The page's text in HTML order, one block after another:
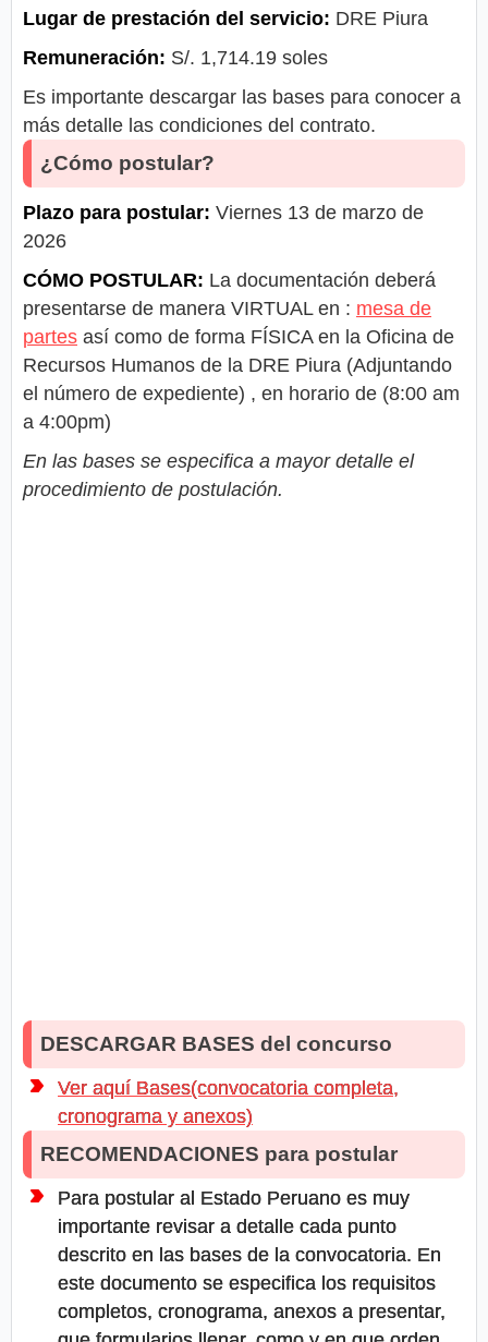
Lugar de prestación del servicio: DRE Piura
Remuneración: S/. 1,714.19 soles
Es importante descargar las bases para conocer a
más detalle las condiciones del contrato.
¿Cómo postular?
Plazo para postular: Viernes 13 de marzo de
2026
CÓMO POSTULAR: La documentación deberá
presentarse de manera VIRTUAL en : mesa de
partes así como de forma FÍSICA en la Oficina de
Recursos Humanos de la DRE Piura (Adjuntando
el número de expediente) , en horario de (8:00 am
a 4:00pm)
En las bases se especifica a mayor detalle el
procedimiento de postulación.
DESCARGAR BASES del concurso
Ver aquí Bases(convocatoria completa,
cronograma y anexos)
RECOMENDACIONES para postular
Para postular al Estado Peruano es muy
importante revisar a detalle cada punto
descrito en las bases de la convocatoria. En
este documento se especifica los requisitos
completos, cronograma, anexos a presentar,